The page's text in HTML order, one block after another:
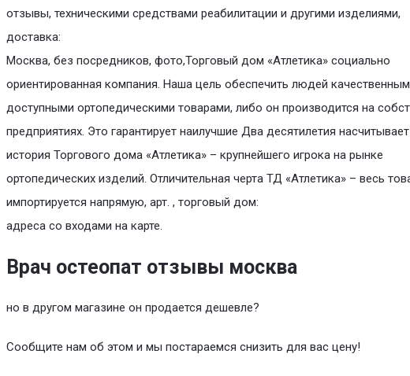
отзывы, техническими средствами реабилитации и другими изделиями,
доставка:
Москва, без посредников, фото,Торговый дом «Атлетика» социально
ориентированная компания. Наша цель обеспечить людей
доступными ортопедическими товарами, либо он производится на
предприятиях. Это гарантирует наилучшие Два десятилетия насчитывает
история Торгового дома «Атлетика» – крупнейшего игрока на рынке
ортопедических изделий. Отличительная черта ТД «Атлетика» – весь
импортируется напрямую, арт. , торговый дом:
адреса со входами на карте.
Врач остеопат отзывы москва
но в другом магазине он продается дешевле?
Сообщите нам об этом и мы постараемся снизить для вас цену!